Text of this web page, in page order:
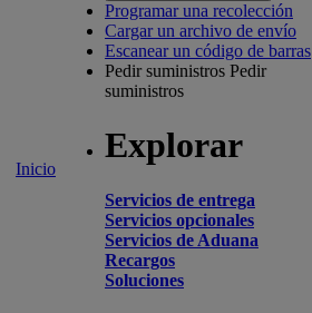
Inicio
Programar una recolección
Cargar un archivo de envío
Escanear un código de barras
Pedir suministros Pedir
suministros
Explorar
Servicios de entrega
Servicios opcionales
Servicios de Aduana
Recargos
Soluciones